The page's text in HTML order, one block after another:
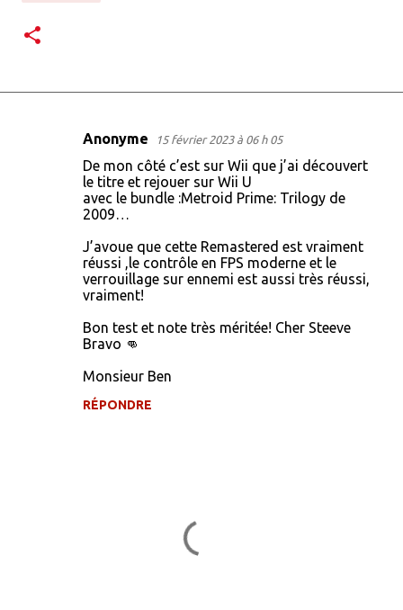
Anonyme 15 février 2023 à 06 h 05
De mon côté c’est sur Wii que j’ai découvert
le titre et rejouer sur Wii U
avec le bundle :Metroid Prime: Trilogy de
2009…
J’avoue que cette Remastered est vraiment
réussi ,le contrôle en FPS moderne et le
verrouillage sur ennemi est aussi très réussi,
vraiment!
Bon test et note très méritée! Cher Steeve
Bravo 👊
Monsieur Ben
RÉPONDRE